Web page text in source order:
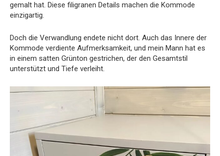
gemalt hat. Diese filigranen Details machen die Kommode
einzigartig.
Doch die Verwandlung endete nicht dort. Auch das Innere der
Kommode verdiente Aufmerksamkeit, und mein Mann hat es
in einem satten Grünton gestrichen, der den Gesamtstil
unterstützt und Tiefe verleiht.